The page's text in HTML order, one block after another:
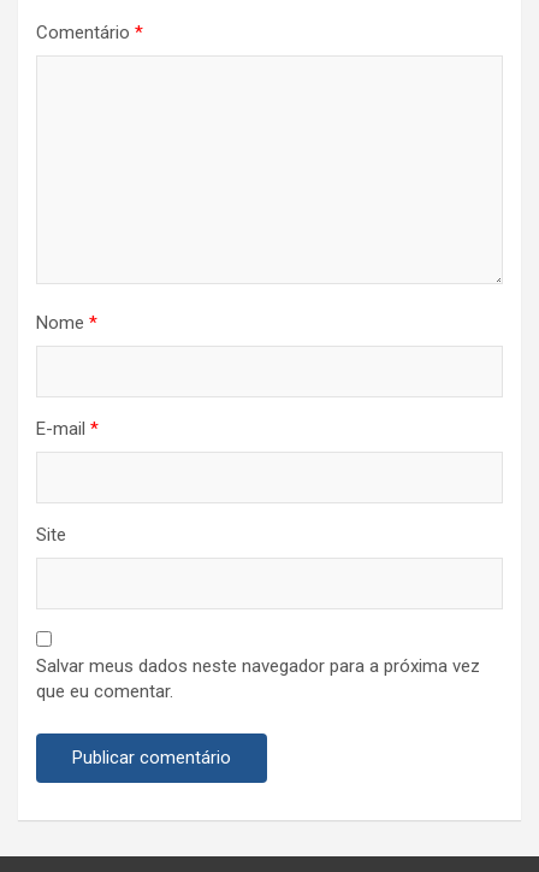
Comentário *
Nome *
E-mail *
Site
Salvar meus dados neste navegador para a próxima vez
que eu comentar.